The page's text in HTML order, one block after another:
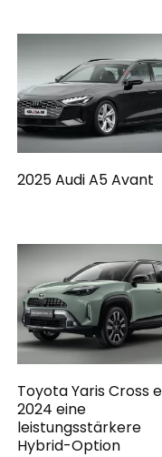
2025 Audi A5 Avant
Toyota Yaris Cross
2024 eine
leistungsstärkere
Hybrid-Option